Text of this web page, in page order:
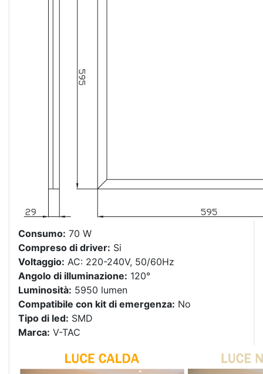
Consumo: 70 W
Compreso di driver: Si
Voltaggio: AC: 220-240V, 50/60Hz
Angolo di illuminazione: 120°
Luminosità: 5950 lumen
Compatibile con kit di emergenza: No
Tipo di led: SMD
Marca: V-TAC